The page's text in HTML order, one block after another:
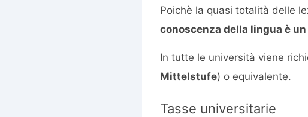
Poichè la quasi totalità delle
conoscenza della lingua è
In tutte le università viene
Mittelstufe) o equivalente.
Tasse universitarie